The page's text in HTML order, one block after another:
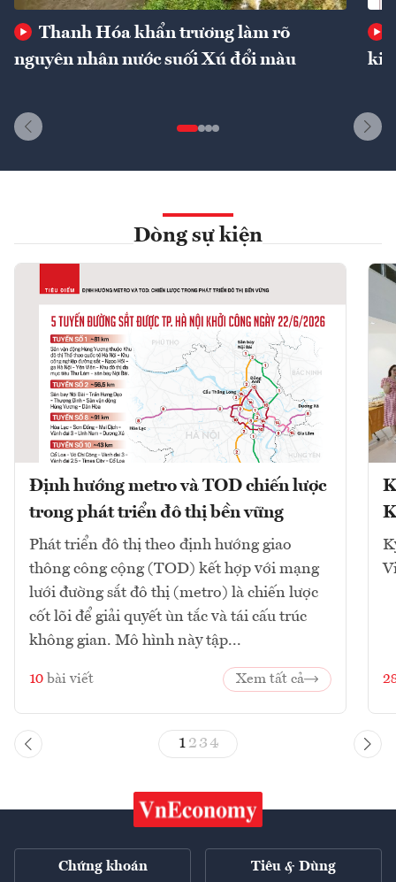
Thanh Hóa khẩn trương làm rõ
nguyên nhân nước suối Xú đổi màu
Dòng sự kiện
Định hướng metro và TOD chiến lược
trong phát triển đô thị bền vững
Phát triển đô thị theo định hướng giao
thông công cộng (TOD) kết hợp với mạng
lưới đường sắt đô thị (metro) là chiến lược
cốt lõi để giải quyết ùn tắc và tái cấu trúc
không gian. Mô hình này tập...
10 bài viết Xem tất cả
1 23 4
Chứng khoán Tiêu & Dùng